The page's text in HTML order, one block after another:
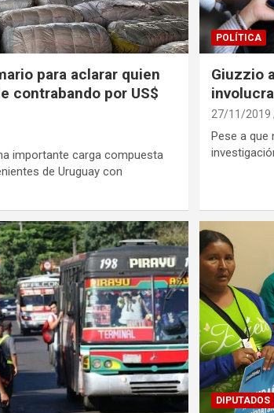
para aclarar quien
contrabando por US$
importante carga compuesta
de Uruguay con
POLÍTICA
Giuzzio
27/11/2019
Pese a que
DIPUTADOS